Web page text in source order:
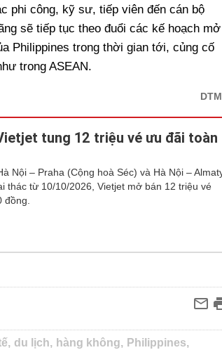
phi công, kỹ sư, tiếp viên đến cán bộ
sẽ tiếp tục theo đuổi các kế hoạch mở
Philippines trong thời gian tới, củng cố
trong ASEAN.
tung 12 triệu vé ưu đãi toàn
Nội – Praha (Cộng hoà Séc) và Hà Nội –
thác từ 10/10/2026, Vietjet mở bán 12 triệu vé
đồng.
du lịch, hàng không, Philippines,